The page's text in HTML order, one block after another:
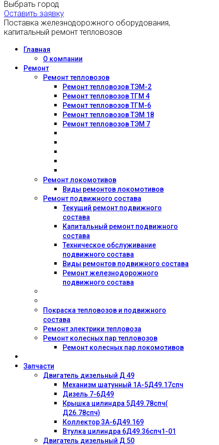
Выбрать город
Оставить заявку
Поставка железнодорожного оборудования,
капитальный ремонт тепловозов
Главная
О компании
Ремонт
Ремонт тепловозов
Ремонт тепловозов ТЭМ-2
Ремонт тепловозов ТГМ 4
Ремонт тепловозов ТГМ-6
Ремонт тепловозов ТЭМ 18
Ремонт тепловозов ТЭМ 7
Ремонт локомотивов
Виды ремонтов локомотивов
Ремонт подвижного состава
Текущий ремонт подвижного
состава
Капитальный ремонт подвижного
состава
Техническое обслуживание
подвижного состава
Виды ремонтов подвижного состава
Ремонт железнодорожного
подвижного состава
Покраска тепловозов и подвижного
состава
Ремонт электрики тепловоза
Ремонт колесных пар тепловозов
Ремонт колесных пар локомотивов
Запчасти
Двигатель дизельный Д 49
Механизм шатунный 1А-5Д49.17спч
Дизель 7-6Д49
Крышка цилиндра 5Д49.78спч(
Д26.78спч)
Коллектор 3А-6Д49.169
Втулка цилиндра 6Д49.36спч1-01
Двигатель дизельный Д 50